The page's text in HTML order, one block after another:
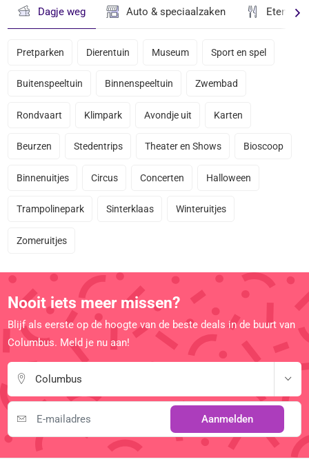
Dagje weg Auto & speciaalzaken Eten &
Pretparken Dierentuin Museum Sport en spel
Buitenspeeltuin Binnenspeeltuin Zwembad
Rondvaart Klimpark Avondje uit Karten
Beurzen Stedentrips Theater en Shows Bioscoop
Binnenuitjes Circus Concerten Halloween
Trampolinepark Sinterklaas Winteruitjes
Zomeruitjes
Nooit iets meer missen?
Blijf als eerste op de hoogte van de beste deals in de buurt van
Columbus. Meld je nu aan!
Columbus
Aanmelden